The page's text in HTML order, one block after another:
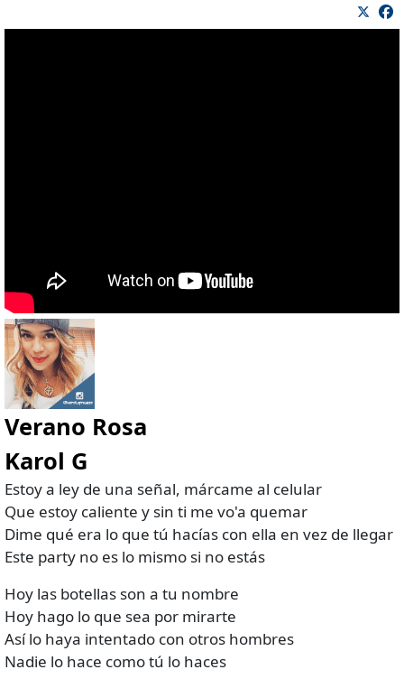
Verano Rosa
Karol G
Estoy a ley de una señal, márcame al celular
Que estoy caliente y sin ti me vo'a quemar
Dime qué era lo que tú hacías con ella en vez de llegar
Este party no es lo mismo si no estás
Hoy las botellas son a tu nombre
Hoy hago lo que sea por mirarte
Así lo haya intentado con otros hombres
Nadie lo hace como tú lo haces